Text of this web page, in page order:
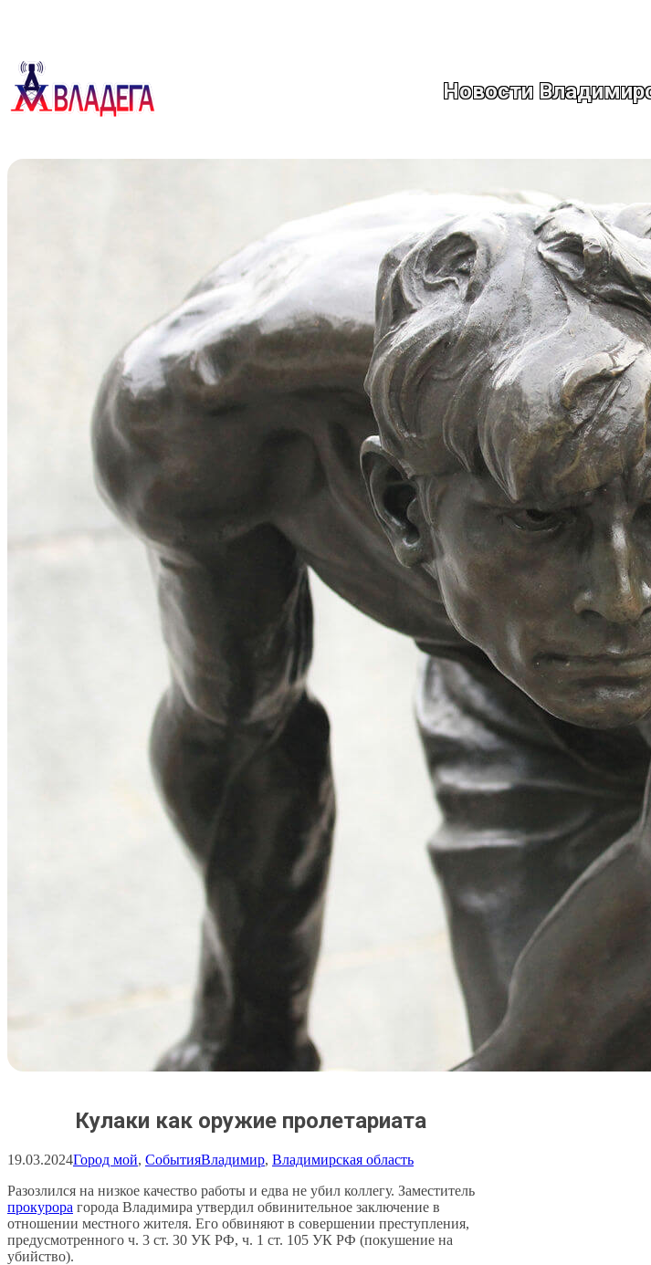
Новости
Кулаки как оружие пролетариата
19.03.2024Город мой, СобытияВладимир, Владимирская область
Разозлился на низкое качество работы и едва не убил коллегу. Заместитель
прокурора города Владимира утвердил обвинительное заключение в
отношении местного жителя. Его обвиняют в совершении преступления,
предусмотренного ч. 3 ст. 30 УК РФ, ч. 1 ст. 105 УК РФ (покушение на
убийство).